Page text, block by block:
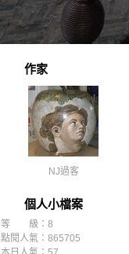
作家
NJ過客
個人小檔案
等 級：8
點閱人氣：865705